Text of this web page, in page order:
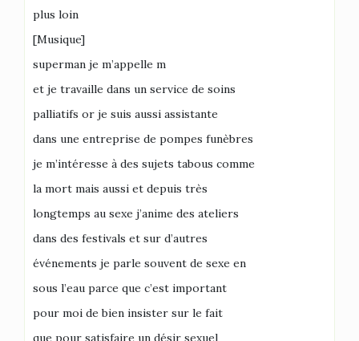
plus loin
[Musique]
superman je m’appelle m
et je travaille dans un service de soins
palliatifs or je suis aussi assistante
dans une entreprise de pompes funèbres
je m’intéresse à des sujets tabous comme
la mort mais aussi et depuis très
longtemps au sexe j’anime des ateliers
dans des festivals et sur d’autres
événements je parle souvent de sexe en
sous l’eau parce que c’est important
pour moi de bien insister sur le fait
que pour satisfaire un désir sexuel